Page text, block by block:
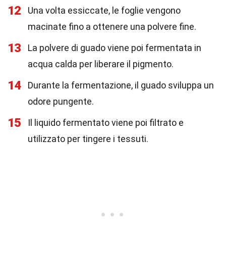
12
Una volta essiccate, le foglie vengono
macinate fino a ottenere una polvere fine.
13
La polvere di guado viene poi fermentata in
acqua calda per liberare il pigmento.
14
Durante la fermentazione, il guado sviluppa un
odore pungente.
15
Il liquido fermentato viene poi filtrato e
utilizzato per tingere i tessuti.